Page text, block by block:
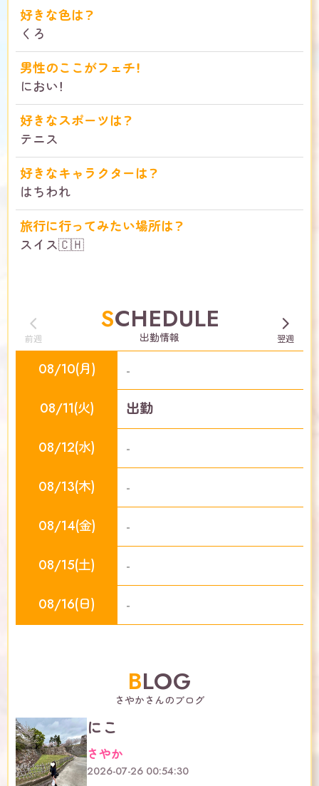
好きな色は？
くろ
男性のここがフェチ！
におい！
好きなスポーツは？
テニス
好きなキャラクターは？
はちわれ
旅行に行ってみたい場所は？
スイス🇨🇭
SCHEDULE
出勤情報
前週 翌週
08/10(月) -
08/11(火) 出勤
08/12(水) -
08/13(木) -
08/14(金) -
08/15(土) -
08/16(日) -
BLOG
さやかさんのブログ
にこ
さやか
2026-07-26 00:54:30